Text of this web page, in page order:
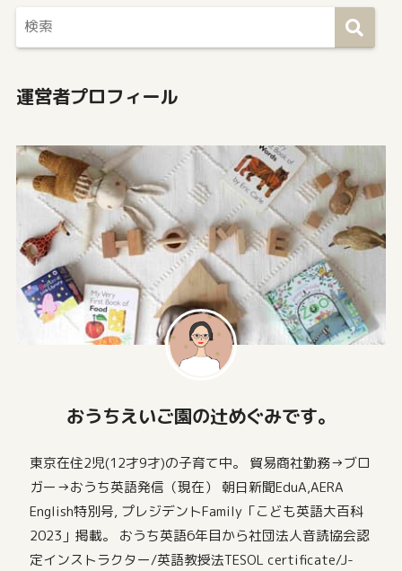
運営者プロフィール
おうちえいご園の辻めぐみです。
東京在住2児(12才9才)の子育て中。 貿易商社勤務→ブロ
ガー→おうち英語発信（現在） 朝日新聞EduA,AERA
English特別号, プレジデントFamily「こども英語大百科
2023」掲載。 おうち英語6年目から社団法人音読協会認
定インストラクター/英語教授法TESOL certificate/J-